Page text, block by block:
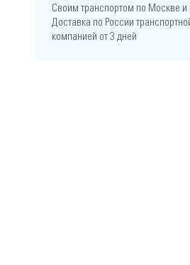
Своим транспортом по Москве
Доставка по России
компанией от 3 дней